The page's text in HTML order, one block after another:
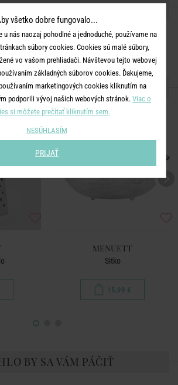
S PRIATEĽMI
PRODUKTY ZO SÉRIE
MENUETT
Sitko
15,99 €
BY SA VÁM PÁČIŤ
všetko dobre fungovalo...
u nás naozaj pohodlné a jednoduché, používame na
súbory cookies. Cookies sú malé súbory,
vo vašom prehliadači. Návštevou tejto webovej
základných súborov cookies. Ďakujeme,
marketingových cookies kliknutím na
podporili vývoj našich webových stránok. Viac o
si môžete prečítať kliknutím sem.
NESÚHLASÍM
PRIJAŤ